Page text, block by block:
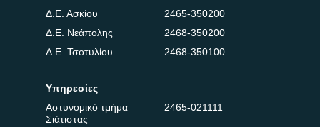
Δ.Ε. Ασκίου
2465-350200
Δ.Ε. Νεάπολης
2468-350200
Δ.Ε. Τσοτυλίου
2468-350100
Υπηρεσίες
Αστυνομικό τμήμα
Σιάτιστας
2465-021111